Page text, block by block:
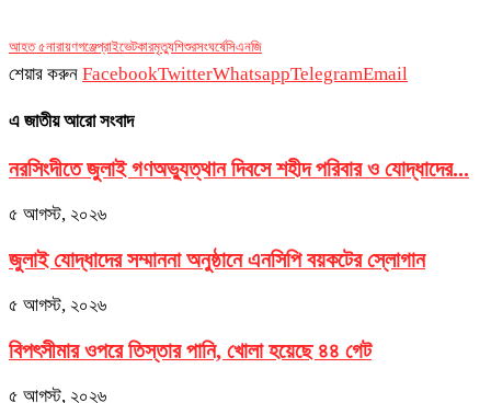
আহত ৫নারায়ণগঞ্জেপ্রাইভেটকারমৃত্যুশিশুরসংঘর্ষেসিএনজি
শেয়ার করুন FacebookTwitterWhatsappTelegramEmail
এ জাতীয় আরো সংবাদ
নরসিংদীতে জুলাই গণঅভ্যুত্থান দিবসে শহীদ পরিবার ও যোদ্ধাদের...
৫ আগস্ট, ২০২৬
জুলাই যোদ্ধাদের সম্মাননা অনুষ্ঠানে এনসিপি বয়কটের স্লোগান
৫ আগস্ট, ২০২৬
বিপৎসীমার ওপরে তিস্তার পানি, খোলা হয়েছে ৪৪ গেট
৫ আগস্ট, ২০২৬